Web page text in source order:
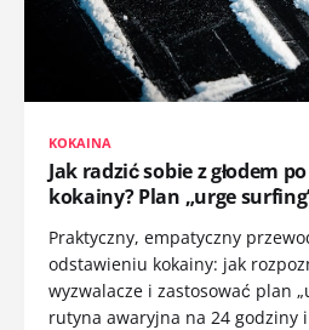
KOKAINA
Jak radzić sobie z głodem
kokainy? Plan „urge
Praktyczny, empatyczny
odstawieniu kokainy: jak
wyzwalacze i zastosować plan
rutyna awaryjna na 24 godziny i